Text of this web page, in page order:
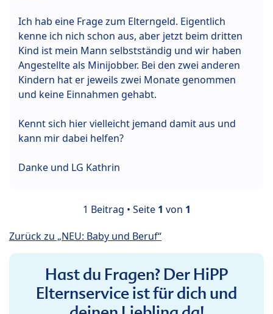
Ich hab eine Frage zum Elterngeld. Eigentlich
kenne ich nich schon aus, aber jetzt beim dritten
Kind ist mein Mann selbstständig und wir haben
Angestellte als Minijobber. Bei den zwei anderen
Kindern hat er jeweils zwei Monate genommen
und keine Einnahmen gehabt.
Kennt sich hier vielleicht jemand damit aus und
kann mir dabei helfen?
Danke und LG Kathrin
1 Beitrag • Seite 1 von 1
Zurück zu „NEU: Baby und Beruf“
Hast du Fragen? Der HiPP
Elternservice ist für dich und